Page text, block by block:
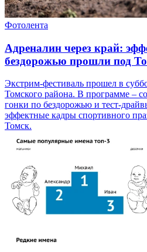
Фотолента
Адреналин через край:
бездорожью прошли под
Экстрим-фестиваль прошел в
Томского района. В программе –
гонки по бездорожью и тест-
эффектные кадры спортивного
Томск.